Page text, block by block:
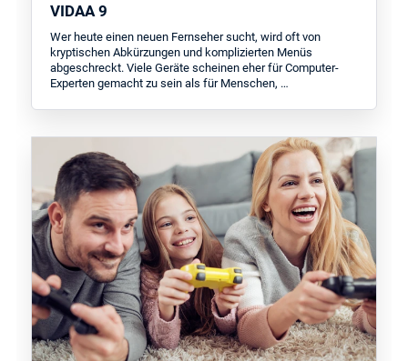
VIDAA 9
Wer heute einen neuen Fernseher sucht, wird oft von
kryptischen Abkürzungen und komplizierten Menüs
abgeschreckt. Viele Geräte scheinen eher für Computer-
Experten gemacht zu sein als für Menschen, …